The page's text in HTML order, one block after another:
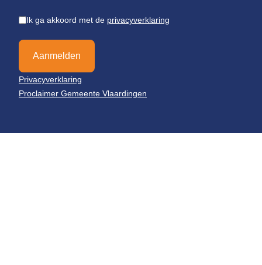
Ik ga akkoord met de privacyverklaring
Aanmelden
Privacyverklaring
Proclaimer Gemeente Vlaardingen